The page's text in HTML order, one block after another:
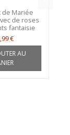
de Mariée
de roses
fantaisie
€
AU